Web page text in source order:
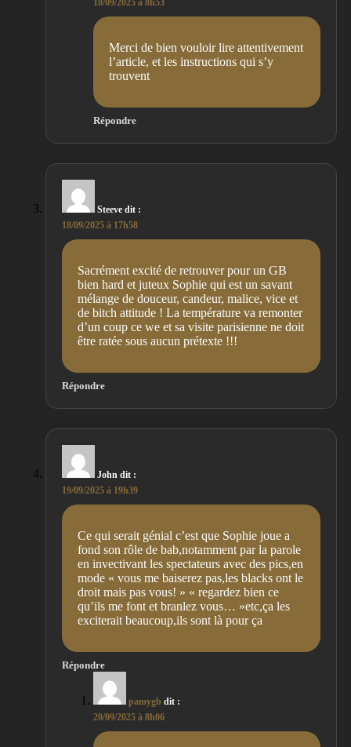
18/09/2025 à 8h53
Merci de bien vouloir lire attentivement
l’article, et les instructions qui s’y
trouvent
Répondre
Steeve dit :
18/09/2025 à 17h58
Sacrément excité de retrouver pour un GB
bien hard et juteux Sophie qui est un savant
mélange de douceur, candeur, malice, vice et
de bitch attitude ! La température va remonter
d’un coup ce we et sa visite parisienne ne doit
être ratée sous aucun prétexte !!!
Répondre
John dit :
19/09/2025 à 19h39
Ce qui serait génial c’est que Sophie joue a
fond son rôle de bab,notamment par la parole
en invectivant les spectateurs avec des pics,en
mode « vous me baiserez pas,les blacks ont le
droit mais pas vous! » « regardez bien ce
qu’ils me font et branlez vous… »etc,ça les
exciterait beaucoup,ils sont là pour ça
Répondre
pamygb dit :
20/09/2025 à 8h06